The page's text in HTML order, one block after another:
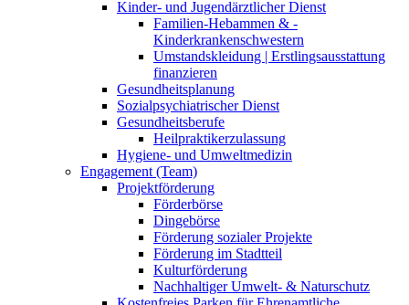
Kinder- und Jugendärztlicher Dienst
Familien-Hebammen & -
Kinderkrankenschwestern
Umstandskleidung | Erstlingsausstattung
finanzieren
Gesundheitsplanung
Sozialpsychiatrischer Dienst
Gesundheitsberufe
Heilpraktikerzulassung
Hygiene- und Umweltmedizin
Engagement (Team)
Projektförderung
Förderbörse
Dingebörse
Förderung sozialer Projekte
Förderung im Stadtteil
Kulturförderung
Nachhaltiger Umwelt- & Naturschutz